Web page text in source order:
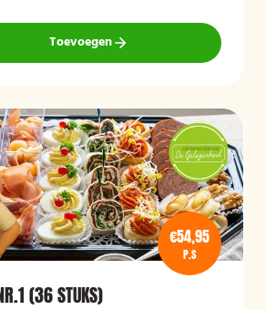
bedrijfsfeesten en andere bijeenkomsten.
Toevoegen
€54,95
P.S
(36 STUKS)